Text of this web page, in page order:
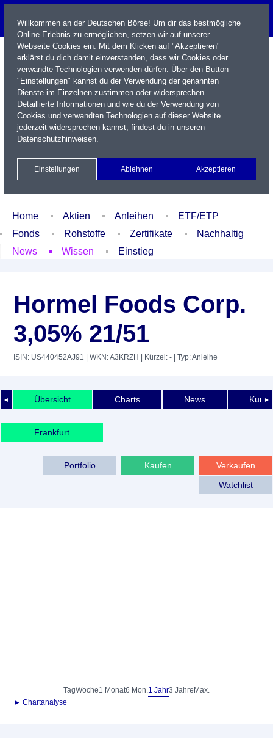
Name / WKN / ISIN / Kürzel
Xetra Realtime
Watchlist Portfolio Login
Home Aktien Anleihen
ETF/ETP
Fonds
Rohstoffe Zertifikate
Nachhaltig
News
Wissen Einstieg
Hormel Foods Corp.
3,05% 21/51
ISIN: US440452AJ91 | WKN: A3KRZH | Kürzel: - | Typ: Anleihe
◄ ►
Übersicht Charts News
Frankfurt
Verkaufen
Kaufen
Portfolio
Watchlist
TagWoche1 Monat6 Mon.1 Jahr3 Jahre Max.
► Chartanalyse
Willkommen an der Deutschen Börse! Um dir das bestmögliche
Online-Erlebnis zu ermöglichen, setzen wir auf unserer
Webseite Cookies ein. Mit dem Klicken auf "Akzeptieren"
erklärst du dich damit einverstanden, dass wir Cookies oder
verwandte Technologien verwenden dürfen. Über den Button
"Einstellungen" kannst du der Verwendung der genannten
Dienste im Einzelnen zustimmen oder widersprechen.
Detaillierte Informationen und wie du der Verwendung von
Cookies und verwandten Technologien auf dieser Website
jederzeit widersprechen kannst, findest du in unseren
Datenschutzhinweisen.
Einstellungen Ablehnen Akzeptieren